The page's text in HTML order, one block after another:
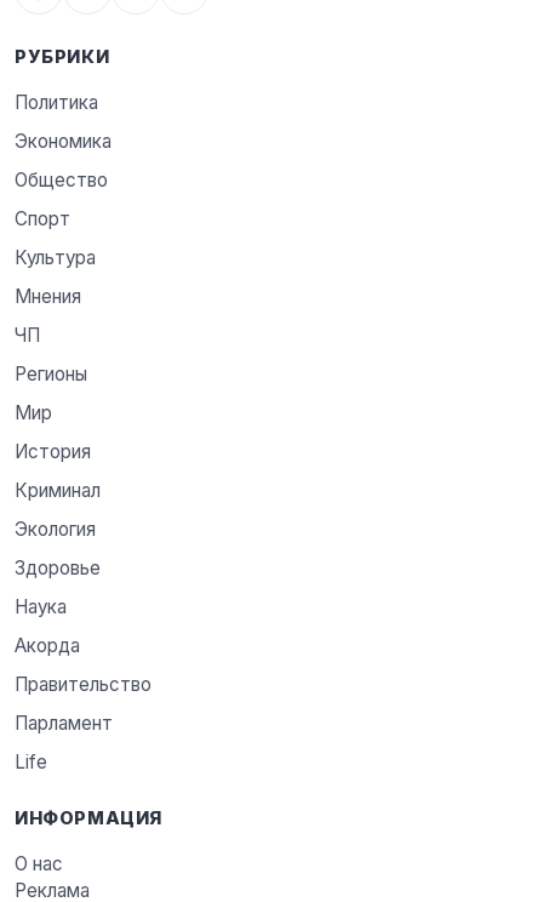
РУБРИКИ
Политика
Экономика
Общество
Спорт
Культура
Мнения
ЧП
Регионы
Мир
История
Криминал
Экология
Здоровье
Наука
Акорда
Правительство
Парламент
Life
ИНФОРМАЦИЯ
О нас
Реклама